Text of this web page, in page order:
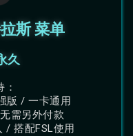
斯 菜单
久
版 / 一卡通用
需另外付款
/ 搭配FSL使用